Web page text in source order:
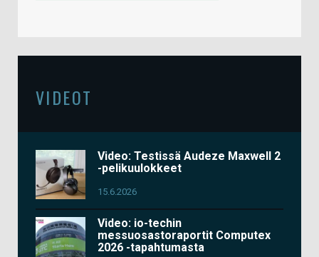
VIDEOT
Video: Testissä Audeze Maxwell 2
-pelikuulokkeet
15.6.2026
Video: io-techin
messuosastoraportit Computex
2026 -tapahtumasta